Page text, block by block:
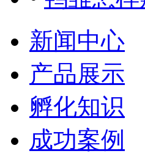
新闻中心
产品展示
孵化知识
成功案例